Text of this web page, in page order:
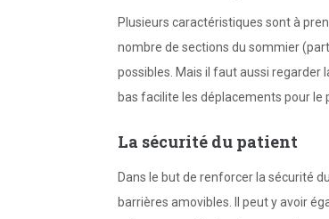
Plusieurs caractéristiques sont à
nombre de sections du sommier
possibles. Mais il faut aussi regarder
bas facilite les déplacements pour le
La sécurité du patient
Dans le but de renforcer la sécurité
barrières amovibles. Il peut y avoir